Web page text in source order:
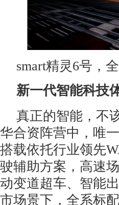
smart精灵6号，
新一代智能科技
真正的智能，不
华合资阵营中，唯
搭载依托行业领先
驶辅助方案，高速
动变道超车、智能
市场景下，全系标